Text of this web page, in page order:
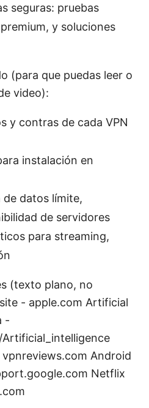
seguras: pruebas
y soluciones
(para que puedas leer o
video):
y contras de cada VPN
instalación en
datos límite,
de servidores
para streaming,
(texto plano, no
- apple.com Artificial
-
Android
Netflix